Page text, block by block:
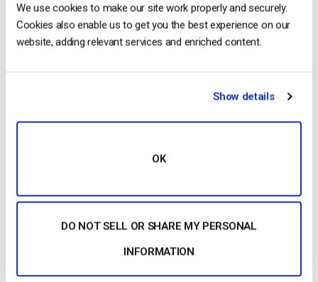
We use cookies to make our site work properly and securely.
Cookies also enable us to get you the best experience on our
website, adding relevant services and enriched content.
Show details
OK
DO NOT SELL OR SHARE MY PERSONAL
INFORMATION
Onboarding team and started working with
the company in 2016. He has vast
experience in customer
support.
Free 14-Day Trial
Get Started!